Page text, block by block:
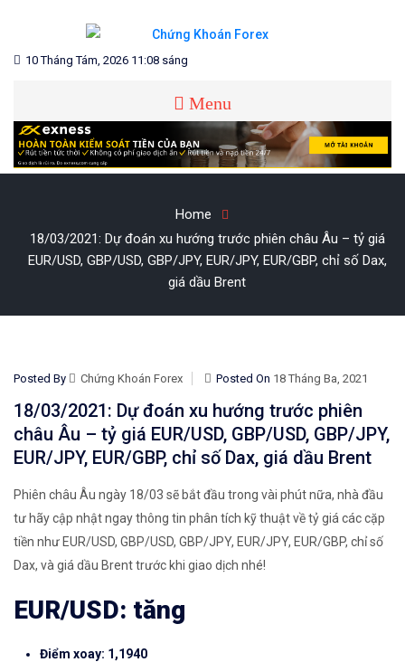
content
CHỨNG KHOÁN FOREX
Blog chia sẻ về Chứng Khoán và Forex
10 Tháng Tám, 2026 11:08 sáng
Menu
Home
18/03/2021: Dự đoán xu hướng trước phiên châu Âu – tỷ giá
EUR/USD, GBP/USD, GBP/JPY, EUR/JPY, EUR/GBP, chỉ số Dax,
giá dầu Brent
Posted By Chứng Khoán Forex Posted On 18 Tháng Ba, 2021
18/03/2021: Dự đoán xu hướng trước phiên
châu Âu – tỷ giá EUR/USD, GBP/USD, GBP/JPY,
EUR/JPY, EUR/GBP, chỉ số Dax, giá dầu Brent
Phiên châu Âu ngày 18/03 sẽ bắt đầu trong vài phút nữa, nhà đầu
tư hãy cập nhật ngay thông tin phân tích kỹ thuật về tỷ giá các cặp
tiền như EUR/USD, GBP/USD, GBP/JPY, EUR/JPY, EUR/GBP, chỉ số
Dax, và giá dầu Brent trước khi giao dịch nhé!
EUR/USD: tăng
Điểm xoay: 1,1940